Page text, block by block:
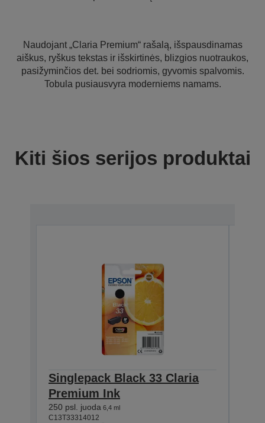
Naudojant „Claria Premium“ rašalą, išspausdinamas
aiškus, ryškus tekstas ir išskirtinės, blizgios nuotraukos,
pasižyminčios det. bei sodriomis, gyvomis spalvomis.
Tobula pusiausvyra moderniems namams.
Kiti šios serijos produktai
Singlepack Black 33 Claria
Premium Ink
250 psl. juoda 6,4 ml
C13T33314012